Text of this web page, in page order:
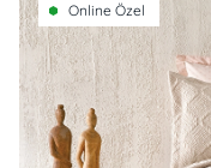
Online Özel